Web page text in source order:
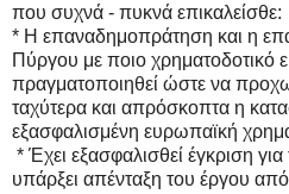
που συχνά - πυκνά επικαλείσθε:
* Η επαναδημοπράτηση και η
Πύργου με ποιο χρηματοδοτικό
πραγματοποιηθεί ώστε να
ταχύτερα και απρόσκοπτα η
εξασφαλισμένη ευρωπαϊκή
* Έχει εξασφαλισθεί έγκριση
υπάρξει απένταξη του έργου